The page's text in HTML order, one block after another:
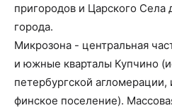
пригородов и Царского Села
города.
Микрозона - центральная
и южные кварталы Купчино
петербургской агломерации,
финское поселение).